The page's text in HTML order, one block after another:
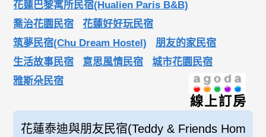
花蓮巴黎寓所民宿(Hualien Paris B&B)
喬治花園民宿
花蓮好好玩民宿
筑夢民宿(Chu Dream Hostel)
朋友的家民宿
生活故事民宿
意思風情民宿
城市花園民宿
雅斯朵民宿
線上訂房
花蓮泰迪與朋友民宿(Teddy & Friends Hom